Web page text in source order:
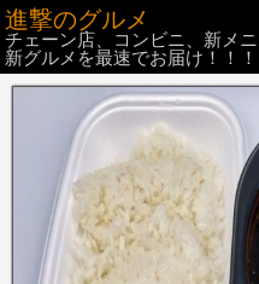
進撃のグルメ
チェーン店、コンビニ、新メ
新グルメを最速でお届け！！！